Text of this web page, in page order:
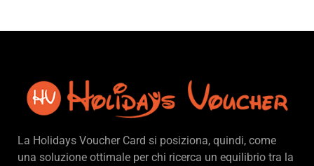
La Holidays Voucher Card si posiziona, quindi, come
una soluzione ottimale per chi ricerca un equilibrio tra la